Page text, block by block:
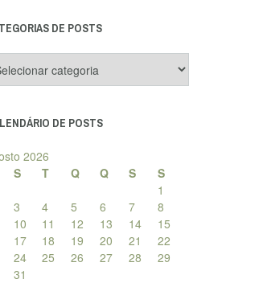
DE POSTS
DE POSTS
2026
S T Q Q S
S
1
3 4 5 6 7
8
10 11 12 13 14
15
17 18 19 20 21
22
24 25 26 27 28
29
31